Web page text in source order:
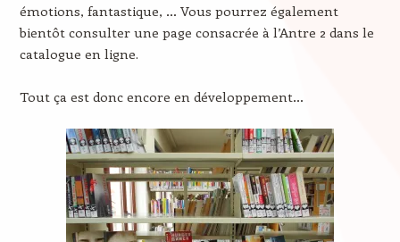
émotions, fantastique, … Vous pourrez également
bientôt consulter une page consacrée à l’Antre 2 dans le
catalogue en ligne.
Tout ça est donc encore en développement…